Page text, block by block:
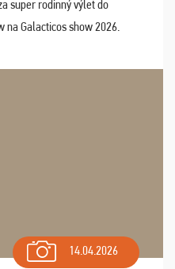
super rodinný výlet do
na Galacticos show 2026.
park Legendia, previe ...
14.04.2026